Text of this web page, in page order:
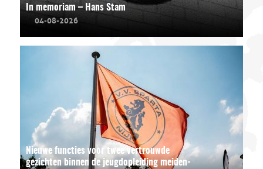
In memoriam – Hans Stam
04-08-2026
Nieuwe functies voor twee vertrouwde
gezichten binnen de jeugdopleiding meiden-